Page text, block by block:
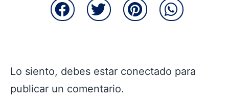
Lo siento, debes estar conectado para
publicar un comentario.